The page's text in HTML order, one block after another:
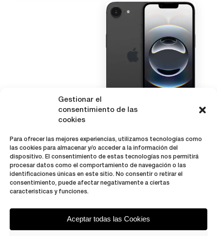
Gestionar el
consentimiento de las
cookies
Para ofrecer las mejores experiencias, utilizamos tecnologías como
las cookies para almacenar y/o acceder a la información del
dispositivo. El consentimiento de estas tecnologías nos permitirá
procesar datos como el comportamiento de navegación o las
identificaciones únicas en este sitio. No consentir o retirar el
consentimiento, puede afectar negativamente a ciertas
características y funciones.
Aceptar todas las Cookies
128 GB - 256 GB -
512 GB